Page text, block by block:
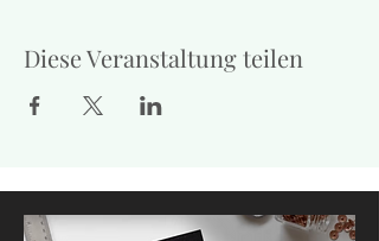
Diese Veranstaltung teilen